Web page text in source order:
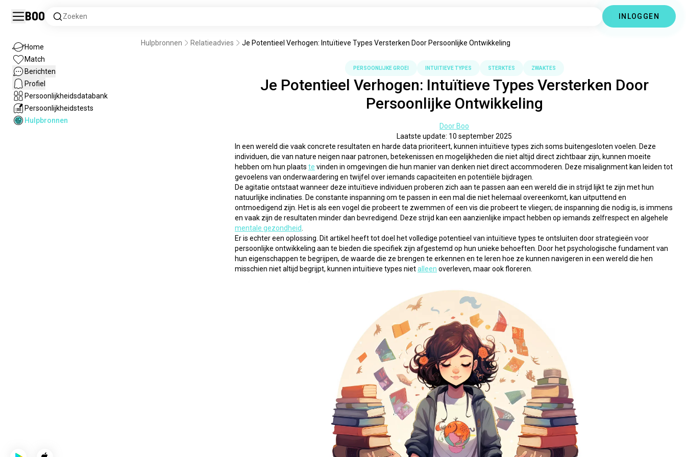
Boo Zoeken INLOGGEN
Home
Match
Berichten
Profiel
Persoonlijkheidsdatabank
Persoonlijkheidstests
Hulpbronnen
Hulpbronnen Relatieadvies Je Potentieel Verhogen: Intuïtieve Types Versterken Door Persoonlijke Ontwikkeling
PERSOONLIJKE GROEI INTUITIEVE TYPES STERKTES ZWAKTES
Je Potentieel Verhogen: Intuïtieve Types Versterken Door
Persoonlijke Ontwikkeling
Door Boo
Laatste update: 10 september 2025
In een wereld die vaak concrete resultaten en harde data prioriteert, kunnen intuïtieve types zich soms buitengesloten voelen. Deze
individuen, die van nature neigen naar patronen, betekenissen en mogelijkheden die niet altijd direct zichtbaar zijn, kunnen moeite
hebben om hun plaats te vinden in omgevingen die hun manier van denken niet direct accommoderen. Deze misalignment kan leiden tot
gevoelens van onderwaardering en twijfel over iemands capaciteiten en potentiële bijdragen.
De agitatie ontstaat wanneer deze intuïtieve individuen proberen zich aan te passen aan een wereld die in strijd lijkt te zijn met hun
natuurlijke inclinaties. De constante inspanning om te passen in een mal die niet helemaal overeenkomt, kan uitputtend en
ontmoedigend zijn. Het is als een vogel die probeert te zwemmen of een vis die probeert te vliegen; de inspanning die nodig is, is immens
mentale gezondheid
Er is echter een oplossing. Dit artikel heeft tot doel het volledige potentieel van intuïtieve types te ontsluiten door strategieën voor
persoonlijke ontwikkeling aan te bieden die specifiek zijn afgestemd op hun unieke behoeften. Door het psychologische fundament van
hun eigenschappen te begrijpen, de waarde die ze brengen te erkennen en te leren hoe ze kunnen navigeren in een wereld die hen
misschien niet altijd begrijpt, kunnen intuïtieve types niet alleen overleven, maar ook floreren.